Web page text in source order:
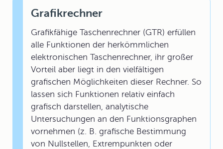
Grafikrechner
Grafikfähige Taschenrechner (GTR) erfüllen
alle Funktionen der herkömmlichen
elektronischen Taschenrechner, ihr großer
Vorteil aber liegt in den vielfältigen
grafischen Möglichkeiten dieser Rechner. So
lassen sich Funktionen relativ einfach
grafisch darstellen, analytische
Untersuchungen an den Funktionsgraphen
vornehmen (z. B. grafische Bestimmung
von Nullstellen, Extrempunkten oder